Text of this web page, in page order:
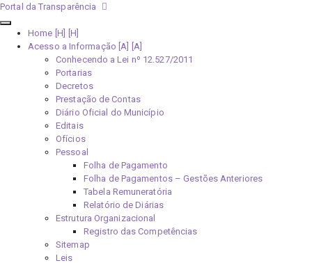
Portal da Transparência
Home [H]
Acesso a Informação [A]
Conhecendo a Lei nº 12.527/2011
Portarias
Decretos
Prestação de Contas
Diário Oficial do Município
Editais
Ofícios
Pessoal
Folha de Pagamento
Folha de Pagamentos – Gestões Anteriores
Tabela Remuneratória
Relatório de Diárias
Estrutura Organizacional
Registro das Competências
Sitemap
Leis